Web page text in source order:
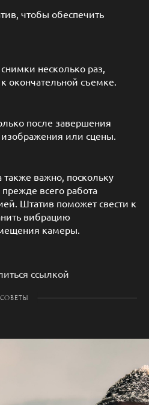
чтобы обеспечить
несколько раз,
окончательной съемке.
после завершения
или сцены.
важно, поскольку
всего работа
Штатив поможет свести к
вибрацию
камеры.
ссылкой
СОВЕТЫ